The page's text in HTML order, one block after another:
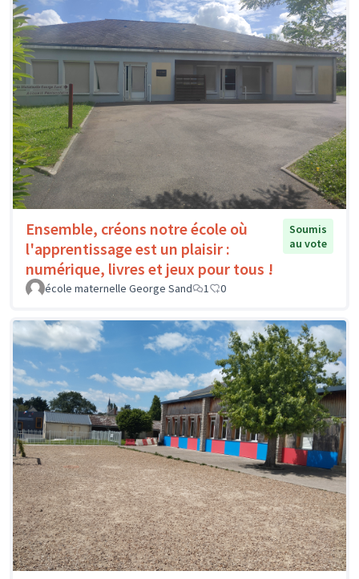
Ensemble, créons notre école où
l'apprentissage est un plaisir :
numérique, livres et jeux pour tous !
Soumis
au vote
école maternelle George Sand 1 0